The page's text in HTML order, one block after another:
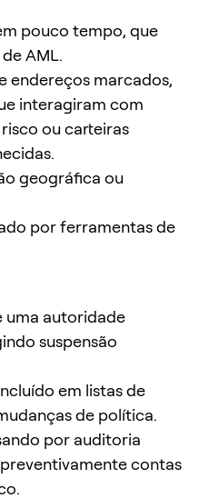
pouco tempo, que
AML.
endereços marcados,
interagiram com
ou carteiras
geográfica ou
por ferramentas de
uma autoridade
suspensão
em listas de
de política.
por auditoria
contas